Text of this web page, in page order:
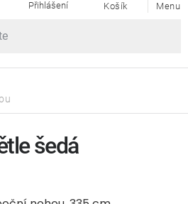
šedá